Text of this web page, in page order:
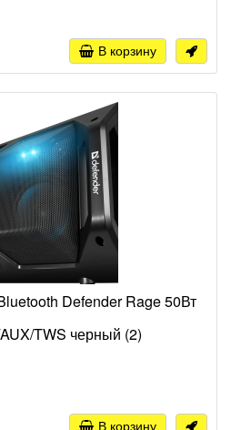
В корзину
Defender Rage 50Вт
TWS черный (2)
В корзину